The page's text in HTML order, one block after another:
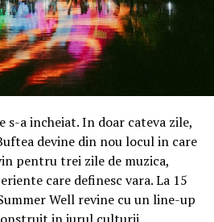
căpromoțiile sunt
vânzările realizate direct de
, și nu se aplică produselor
de alți retaileri sau distribuitori.
sunt valabile doar pentru
produs.
în stil Garmin
s-a incheiat. In doar cateva zile,
devine din nou locul in care
pentru trei zile de muzica,
care definesc vara. La 15
Well revine cu un line-up